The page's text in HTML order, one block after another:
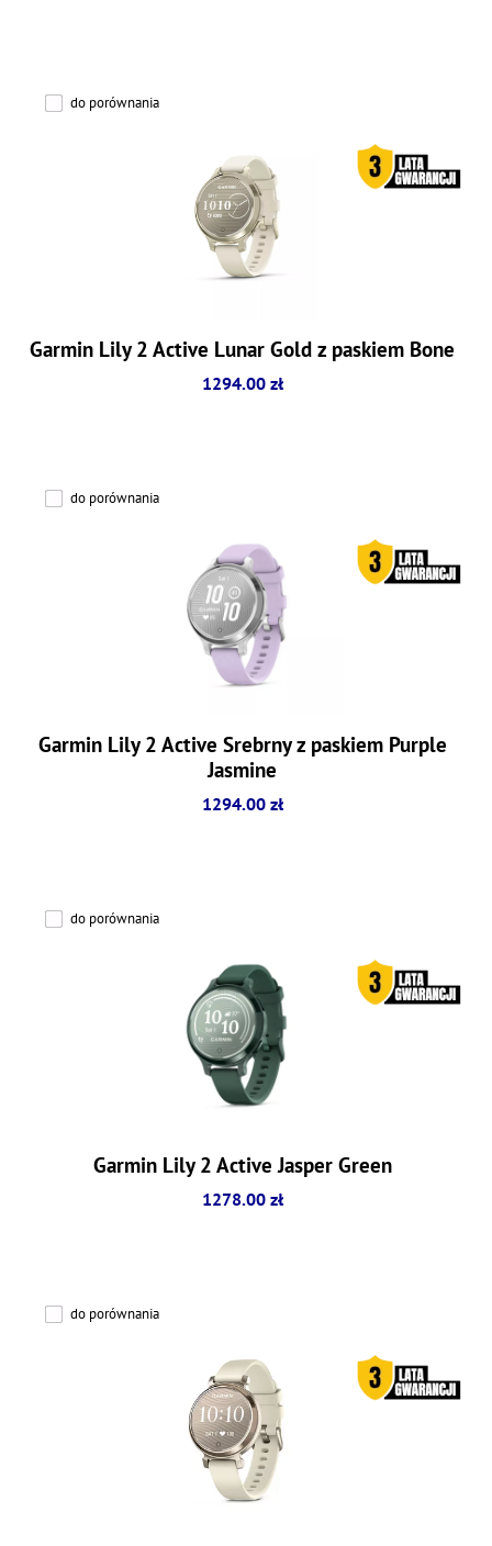
do porównania
Garmin Lily 2 Active Lunar Gold z paskiem Bone
1294.00 zł
do porównania
Garmin Lily 2 Active Srebrny z paskiem Purple
Jasmine
1294.00 zł
do porównania
Garmin Lily 2 Active Jasper Green
1278.00 zł
do porównania